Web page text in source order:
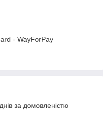
- WayForPay
за домовленістю